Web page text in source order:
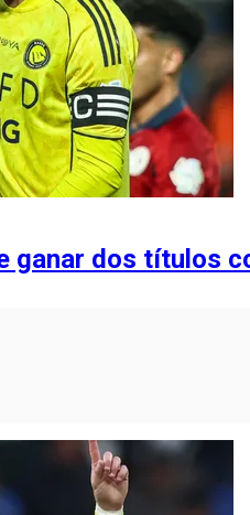
ganar dos títulos